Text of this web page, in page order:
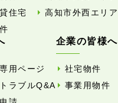
住宅
高知市外西エリア
用ページ
ラブルQ&A
企業の皆様へ
社宅物件
事業用物件